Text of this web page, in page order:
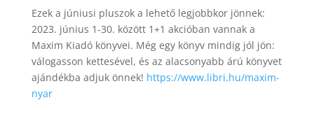
Ezek a júniusi pluszok a lehető legjobbkor jönnek:
2023. június 1-30. között 1+1 akcióban vannak a
Maxim Kiadó könyvei. Még egy könyv mindig jól jön:
válogasson kettesével, és az alacsonyabb árú könyvet
ajándékba adjuk önnek! https://www.libri.hu/maxim-
nyar